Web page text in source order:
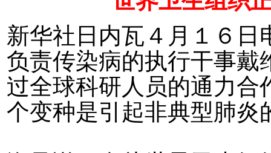
新华社日内瓦４月１６日
负责传染病的执行干事戴
过全球科研人员的通力合
个变种是引起非典型肺炎